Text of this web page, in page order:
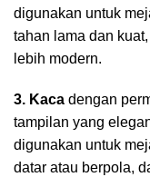
digunakan untuk
tahan lama dan
lebih modern.
3. Kaca dengan
tampilan yang
digunakan untuk
datar atau berpola,